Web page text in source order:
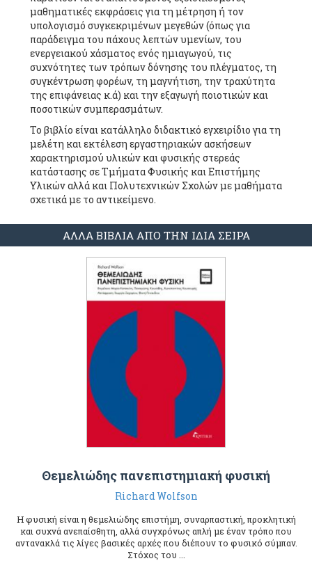
μαθηματικές εκφράσεις για τη μέτρηση ή τον
υπολογισμό συγκεκριμένων μεγεθών (όπως για
παράδειγμα του πάχους λεπτών υμενίων, του
ενεργειακού χάσματος ενός ημιαγωγού, τις
συχνότητες των τρόπων δόνησης του πλέγματος, τη
συγκέντρωση φορέων, τη μαγνήτιση, την τραχύτητα
της επιφάνειας κ.ά) και την εξαγωγή ποιοτικών και
ποσοτικών συμπερασμάτων.
Το βιβλίο είναι κατάλληλο διδακτικό εγχειρίδιο για τη
μελέτη και εκτέλεση εργαστηριακών ασκήσεων
χαρακτηρισμού υλικών και φυσικής στερεάς
κατάστασης σε Τμήματα Φυσικής και Επιστήμης
Υλικών αλλά και Πολυτεχνικών Σχολών με μαθήματα
σχετικά με το αντικείμενο.
ΑΛΛΑ ΒΙΒΛΙΑ ΑΠΟ ΤΗΝ ΙΔΙΑ ΣΕΙΡΑ
Θεμελιώδης πανεπιστημιακή φυσική
Richard Wolfson
Η φυσική είναι η θεμελιώδης επιστήμη, συναρπαστική, προκλητική
και συχνά ανεπαίσθητη, αλλά συγχρόνως απλή με έναν τρόπο που
αντανακλά τις λίγες βασικές αρχές που διέπουν το φυσικό σύμπαν.
Στόχος του ...